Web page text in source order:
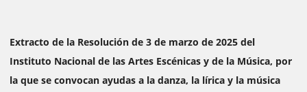
Extracto de la Resolución de 3 de marzo de 2025 del
Instituto Nacional de las Artes Escénicas y de la Música, por
la que se convocan ayudas a la danza, la lírica y la música